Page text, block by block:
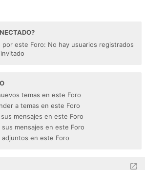
por este Foro: No hay usuarios registrados
temas en este Foro
a temas en este Foro
mensajes en este Foro
sus mensajes en este Foro
adjuntos en este Foro